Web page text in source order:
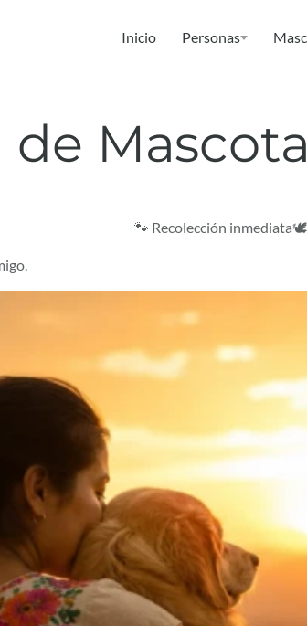
Inicio Personas
🐾 Recolección inmediata🕊️